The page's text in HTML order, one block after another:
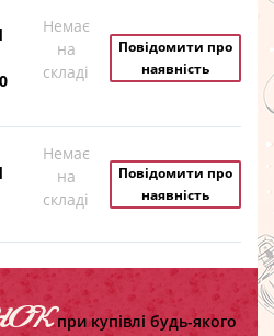
Немає
на
складі
Повідомити про
наявність
Немає
на
складі
Повідомити про
наявність
при купівлі будь-якого